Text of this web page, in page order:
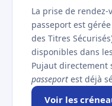
La prise de
passeport est
des Titres
disponibles dans
Pujaut
passeport est déjà
Voir les